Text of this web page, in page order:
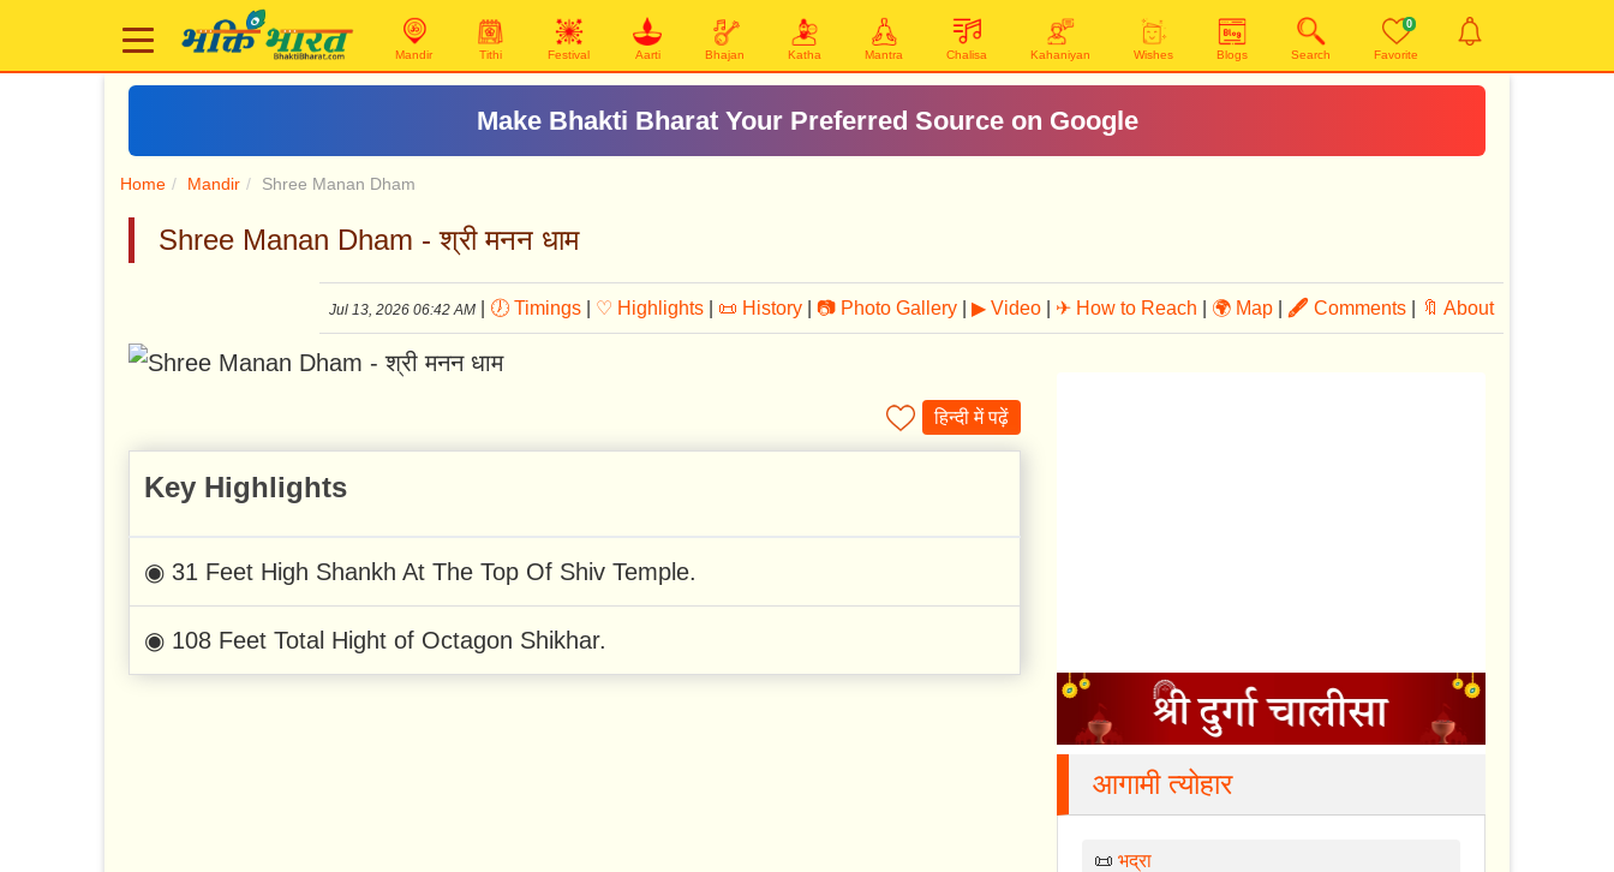
Mandir Tithi Festival Aarti Bhajan Katha Mantra Chalisa Kahaniyan Wishes Blogs Search
0
Favorite
Make Bhakti Bharat Your Preferred Source on Google
Home Mandir Shree Manan Dham
Shree Manan Dham - श्री मनन धाम
Jul 13, 2026 06:42 AM 🕖 Timings ♡ Highlights 📜 History 📷 Photo Gallery ▶ Video ✈ How to Reach 🌍 Map 🖋 Comments 🔖 About
हिन्दी में पढ़ें
Key Highlights
◉ 31 Feet High Shankh At The Top Of Shiv Temple.
◉ 108 Feet Total Hight of Octagon Shikhar.
आगामी त्योहार
📜भद्रा